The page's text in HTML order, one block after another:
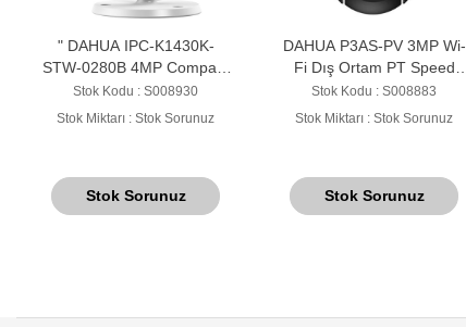
" DAHUA IPC-K1430K-
STW-0280B 4MP Compact
Wi-Fi & PoE KAMERA
Stok Kodu : S008930
Stok Miktarı : Stok Sorunuz
Stok Sorunuz
DAHUA P3AS-PV 3MP Wi-
Fi Dış Ortam PT Speed
Dome
Stok Kodu : S008883
Stok Miktarı : Stok Sorunuz
Stok Sorunuz